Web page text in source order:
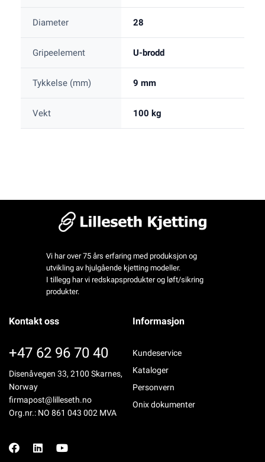
Diameter 28
Gripeelement U-brodd
Tykkelse (mm) 9 mm
Vekt 100 kg
Vi har over 75 års erfaring med produksjon og
utvikling av hjulgående kjetting modeller.
I tillegg har vi redskapsprodukter og løft/sikring
produkter.
Kontakt oss
+47 62 96 70 40
Disenåvegen 33, 2100 Skarnes,
Norway
firmapost@lilleseth.no
Org.nr.: NO 861 043 002 MVA
Informasjon
Kundeservice
Kataloger
Personvern
Onix dokumenter